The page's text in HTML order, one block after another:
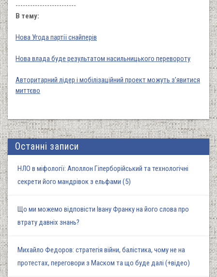
-------------------------
В тему:
Нова Угода партії снайперів
Нова влада буде результатом насильницького перевороту
Авторитарний лідер і мобілізаційний проект можуть з’явитися
миттєво
Останні записи
НЛО в міфології: Аполлон Гіперборійський та технологічні
секрети його мандрівок з ельфами (5)
Що ми можемо відповісти Івану Франку на його слова про
втрату давніх знань?
Михайло Федоров: стратегія війни, балістика, чому не на
протестах, переговори з Маском та що буде далі (+відео)